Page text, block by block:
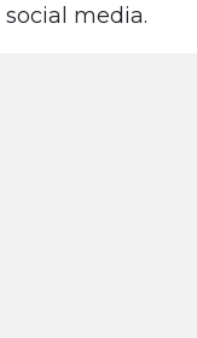
media.